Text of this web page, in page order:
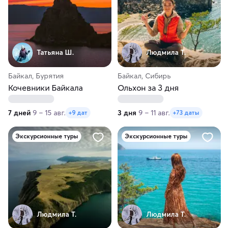
Татьяна Ш.
Байкал, Бурятия
Кочевники Байкала
7 дней 9 – 15 авг. +9 дат
Людмила Т.
Байкал, Сибирь
Ольхон за 3 дня
3 дня 9 – 11 авг. +73 даты
Экскурсионные туры
Людмила Т.
Экскурсионные туры
Людмила Т.